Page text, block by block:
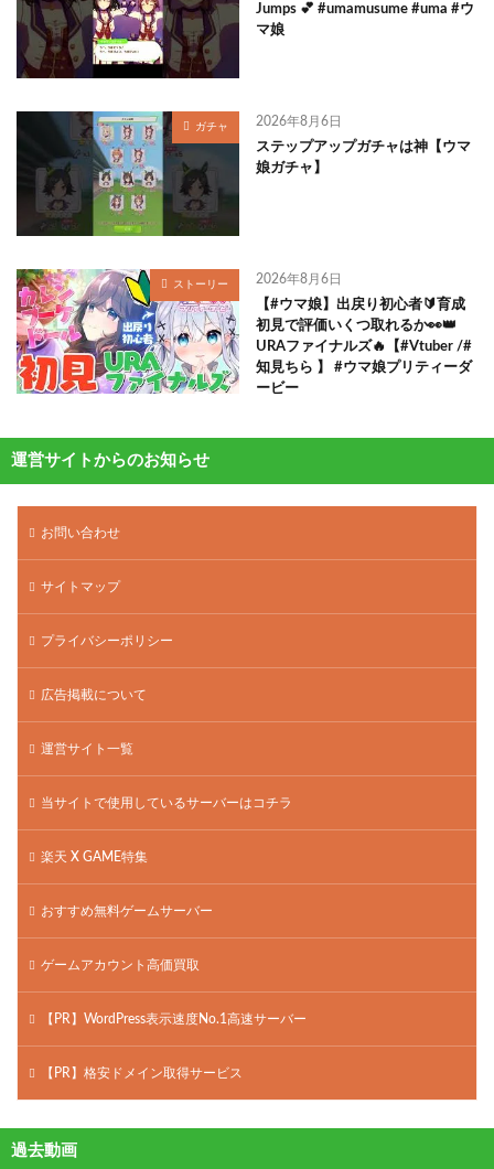
Jumps 💕 #umamusume #uma #ウ
マ娘
ガチャ 2026年8月6日
ステップアップガチャは神【ウマ
娘ガチャ】
ストーリー 2026年8月6日
【#ウマ娘】出戻り初心者🔰育成
初見で評価いくつ取れるか👀👑
URAファイナルズ🔥【#Vtuber /#
知見ちら 】 #ウマ娘プリティーダ
ービー
運営サイトからのお知らせ
お問い合わせ
サイトマップ
プライバシーポリシー
広告掲載について
運営サイト一覧
当サイトで使用しているサーバーはコチラ
楽天 X GAME特集
おすすめ無料ゲームサーバー
ゲームアカウント高価買取
【PR】WordPress表示速度No.1高速サーバー
【PR】格安ドメイン取得サービス
過去動画